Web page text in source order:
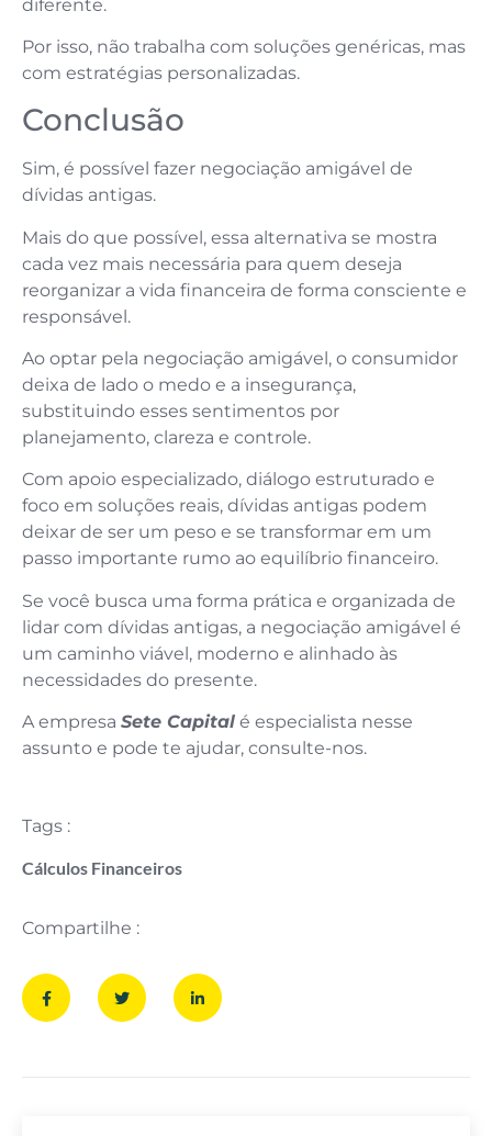
diferente.
Por isso, não trabalha com soluções genéricas, mas
com estratégias personalizadas.
Conclusão
Sim, é possível fazer negociação amigável de
dívidas antigas.
Mais do que possível, essa alternativa se mostra
cada vez mais necessária para quem deseja
reorganizar a vida financeira de forma consciente e
responsável.
Ao optar pela negociação amigável, o consumidor
deixa de lado o medo e a insegurança,
substituindo esses sentimentos por
planejamento, clareza e controle.
Com apoio especializado, diálogo estruturado e
foco em soluções reais, dívidas antigas podem
deixar de ser um peso e se transformar em um
passo importante rumo ao equilíbrio financeiro.
Se você busca uma forma prática e organizada de
lidar com dívidas antigas, a negociação amigável é
um caminho viável, moderno e alinhado às
necessidades do presente.
A empresa Sete Capital é especialista nesse
assunto e pode te ajudar, consulte-nos.
Tags :
Cálculos Financeiros
Compartilhe :